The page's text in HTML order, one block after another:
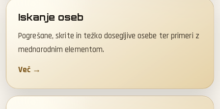
Iskanje oseb
Pogrešane, skrite in težko dosegljive osebe ter primeri z
mednarodnim elementom.
Več →